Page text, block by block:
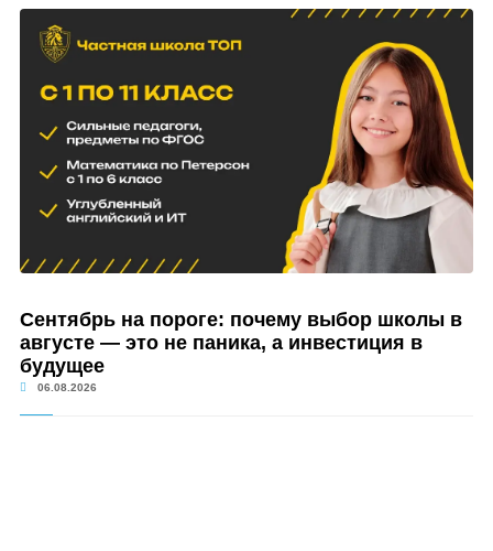
Сентябрь на пороге: почему выбор школы в
августе — это не паника, а инвестиция в
будущее
06.08.2026